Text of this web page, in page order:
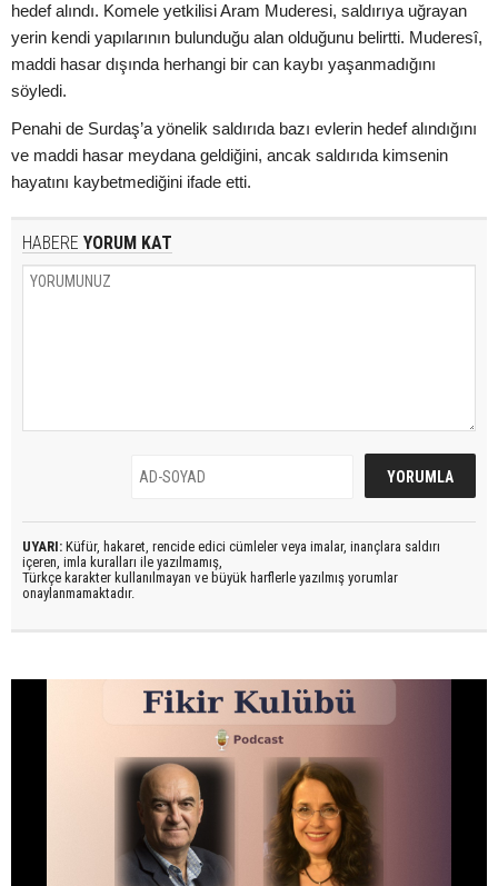
hedef alındı. Komele yetkilisi Aram Muderesi, saldırıya uğrayan
yerin kendi yapılarının bulunduğu alan olduğunu belirtti. Muderesî,
maddi hasar dışında herhangi bir can kaybı yaşanmadığını
söyledi.
Penahi de Surdaş’a yönelik saldırıda bazı evlerin hedef alındığını
ve maddi hasar meydana geldiğini, ancak saldırıda kimsenin
hayatını kaybetmediğini ifade etti.
HABERE YORUM KAT
UYARI: Küfür, hakaret, rencide edici cümleler veya imalar, inançlara saldırı
içeren, imla kuralları ile yazılmamış,
Türkçe karakter kullanılmayan ve büyük harflerle yazılmış yorumlar
onaylanmamaktadır.